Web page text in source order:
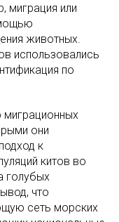
миграция или
животных.
использовались
по
миграционных
они
к
китов во
голубых
что
сеть морских